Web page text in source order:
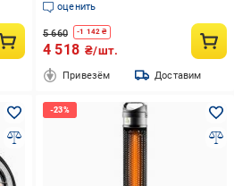
оценить
5 660 -1 142 ₴
4 518 ₴/шт.
Привезём Доставим